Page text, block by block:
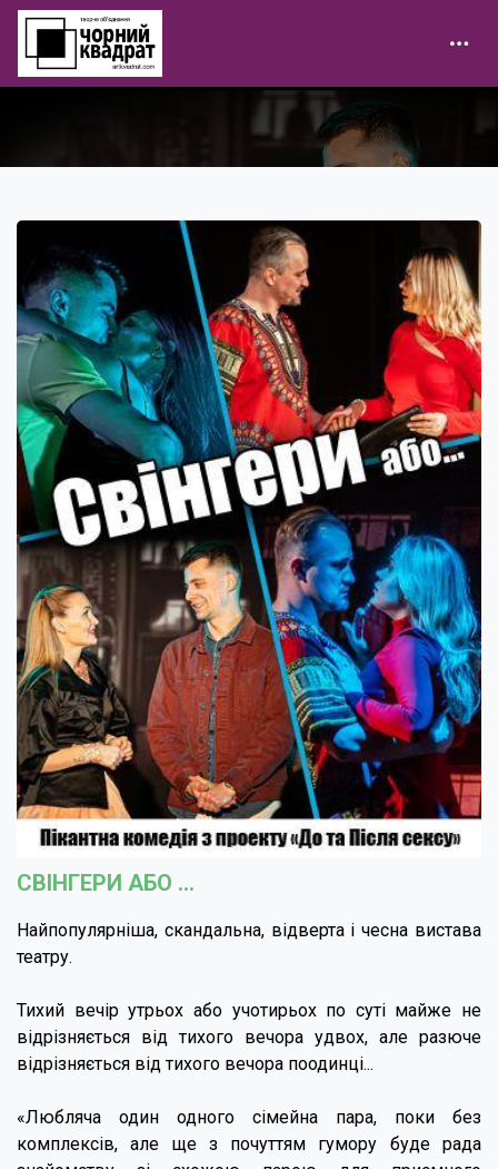
СВІНГЕРИ АБО ...
Найпопулярніша, скандальна, відверта і чесна вистава
театру.
Тихий вечір утрьох або учотирьох по суті майже не
відрізняється від тихого вечора удвох, але разюче
відрізняється від тихого вечора поодинці...
«Любляча один одного сімейна пара, поки без
комплексів, але ще з почуттям гумору буде рада